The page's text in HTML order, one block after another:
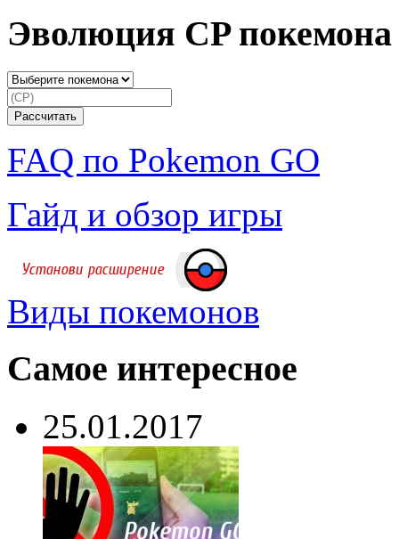
Эволюция CP покемона
FAQ по Pokemon GO
Гайд и обзор игры
Виды покемонов
Самое интересное
25.01.2017